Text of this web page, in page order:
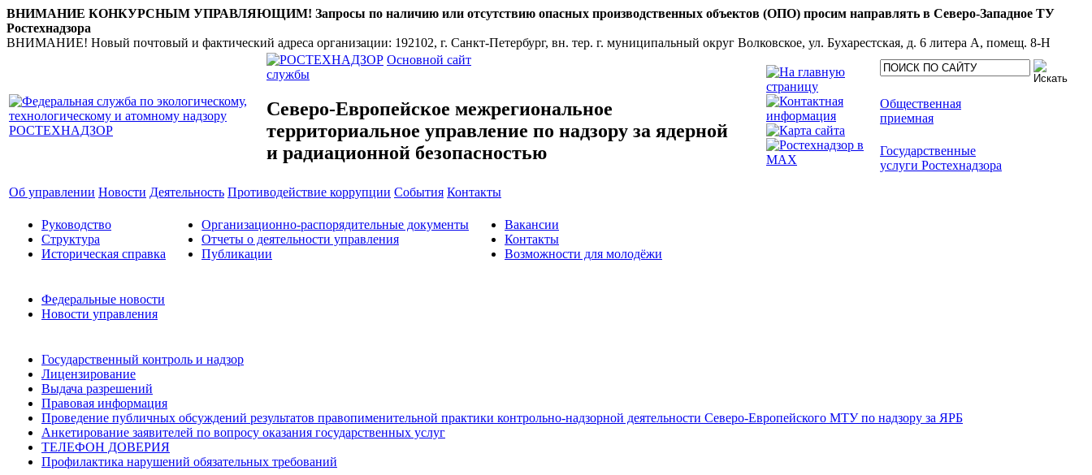
ВНИМАНИЕ КОНКУРСНЫМ УПРАВЛЯЮЩИМ! Запросы по наличию или отсутствию опасных производственных объектов (ОПО) просим направлять в Северо-Западное ТУ
Ростехнадзора
ВНИМАНИЕ! Новый почтовый и фактический адреса организации: 192102, г. Санкт-Петербург, вн. тер. г. муниципальный округ Волковское, ул. Бухарестская, д. 6 литера А, помещ. 8-Н
Основной сайт
службы
Северо-Европейское межрегиональное
территориальное управление по надзору за ядерной
и радиационной безопасностью
Общественная
приемная
Государственные
услуги Ростехнадзора
Об управлении Новости Деятельность Противодействие коррупции События Контакты
Руководство
Структура
Историческая справка
Организационно-распорядительные документы
Отчеты о деятельности управления
Публикации
Вакансии
Контакты
Возможности для молодёжи
Федеральные новости
Новости управления
Государственный контроль и надзор
Лицензирование
Выдача разрешений
Правовая информация
Проведение публичных обсуждений результатов правопименительной практики контрольно-надзорной деятельности Северо-Европейского МТУ по надзору за ЯРБ
Анкетирование заявителей по вопросу оказания государственных услуг
ТЕЛЕФОН ДОВЕРИЯ
Профилактика нарушений обязательных требований